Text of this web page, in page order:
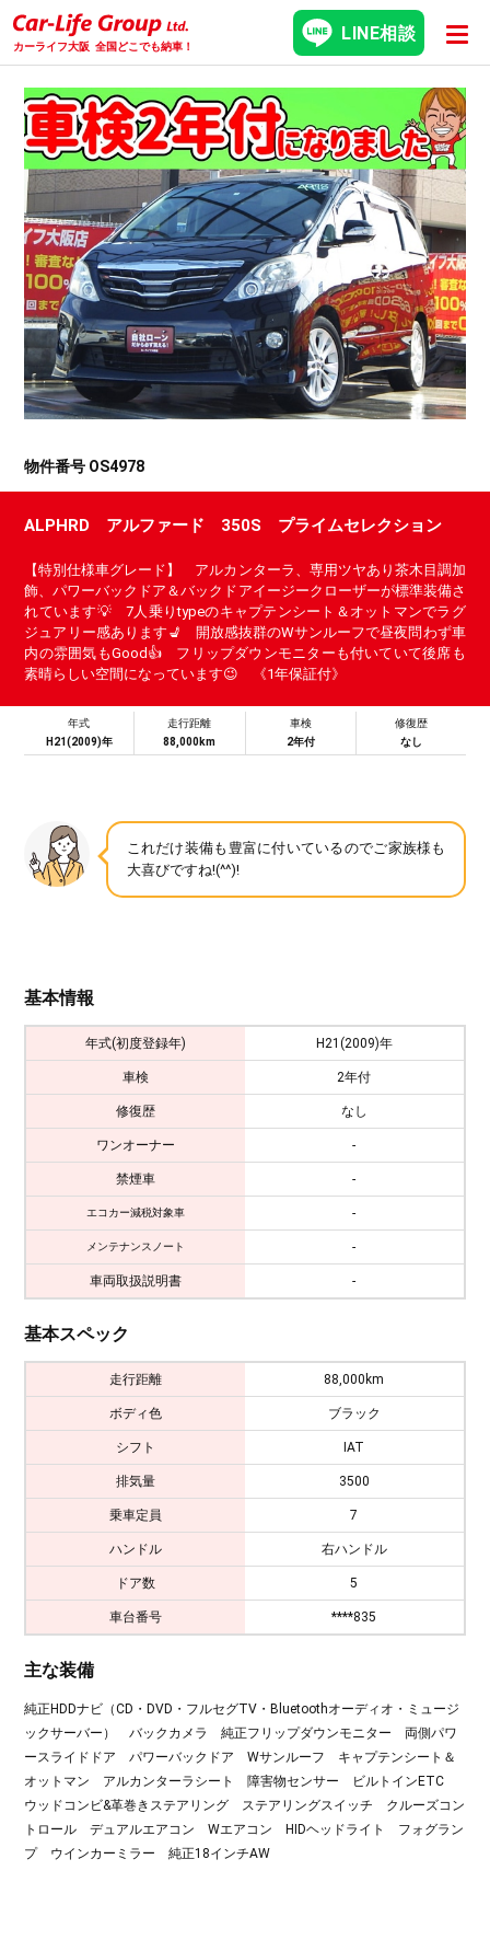
カーライフ大阪 全国どこでも納車！
LINE相談
物件番号 OS4978
ALPHRD アルファード 350S プライムセレクション
【特別仕様車グレード】 アルカンターラ、専用ツヤあり茶木目調加
飾、パワーバックドア＆バックドアイージークローザーが標準装備さ
れています💡 7人乗りtypeのキャプテンシート＆オットマンでラグ
ジュアリー感あります💺 開放感抜群のWサンルーフで昼夜問わず車
内の雰囲気もGood👍 フリップダウンモニターも付いていて後席も
素晴らしい空間になっています😉 《1年保証付》
年式
H21(2009)年
走行距離
88,000km
車検
2年付
修復歴
なし
これだけ装備も豊富に付いているのでご家族様も
大喜びですね!(^^)!
基本情報
年式(初度登録年) H21(2009)年
車検 2年付
修復歴 なし
ワンオーナー -
禁煙車 -
エコカー減税対象車 -
メンテナンスノート -
車両取扱説明書 -
基本スペック
走行距離 88,000km
ボディ色 ブラック
シフト IAT
排気量 3500
乗車定員 7
ハンドル 右ハンドル
ドア数 5
車台番号 ****835
主な装備
純正HDDナビ（CD・DVD・フルセグTV・Bluetoothオーディオ・ミュージ
ックサーバー） バックカメラ 純正フリップダウンモニター 両側パワ
ースライドドア パワーバックドア Wサンルーフ キャプテンシート＆
オットマン アルカンターラシート 障害物センサー ビルトインETC
ウッドコンビ&革巻きステアリング ステアリングスイッチ クルーズコン
トロール デュアルエアコン Wエアコン HIDヘッドライト フォグラン
プ ウインカーミラー 純正18インチAW